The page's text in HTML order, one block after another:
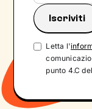
Letta l'
punto 4.C